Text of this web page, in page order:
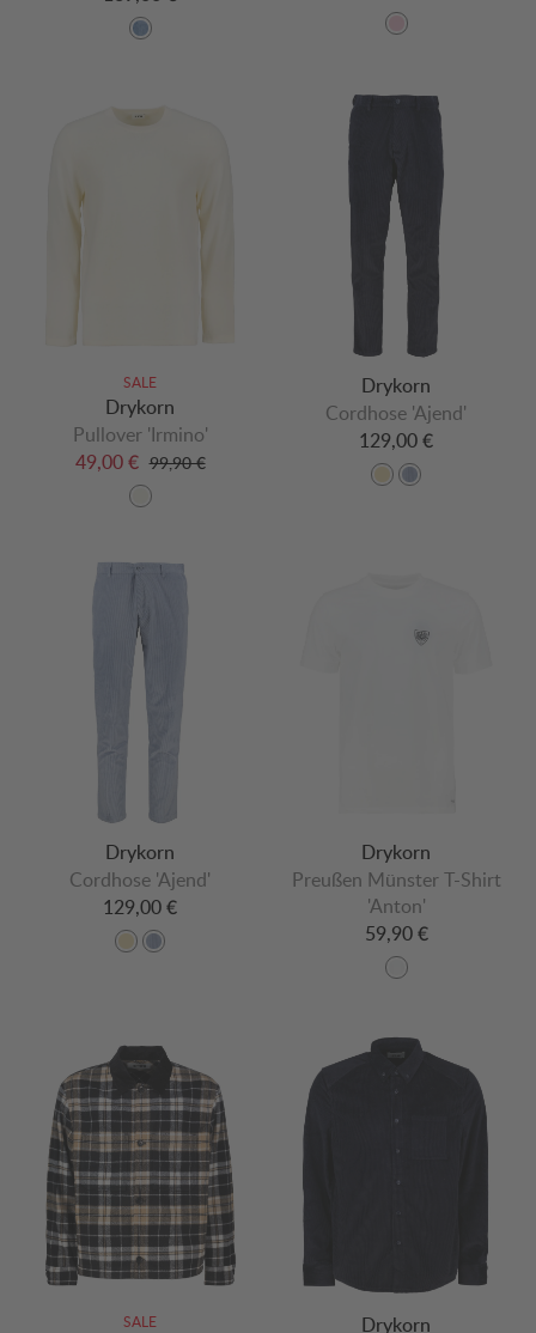
SALE
Drykorn
Pullover 'Irmino'
49,00 € 99,90 €
Drykorn
Cordhose 'Ajend'
129,00 €
Drykorn
Cordhose 'Ajend'
129,00 €
Drykorn
Preußen Münster T-Shirt
'Anton'
59,90 €
SALE Drykorn